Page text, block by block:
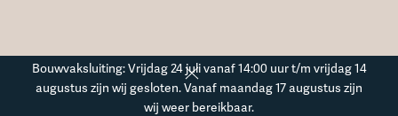
Bouwvaksluiting: Vrijdag 24 juli vanaf 14:00 uur t/m vrijdag 14
augustus zijn wij gesloten. Vanaf maandag 17 augustus zijn
wij weer bereikbaar.